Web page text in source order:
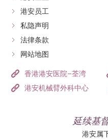
港安员工
私隐声明
法律条款
网站地图
香港港安医院–荃湾
港安机械臂外科中心
延续基
港安属